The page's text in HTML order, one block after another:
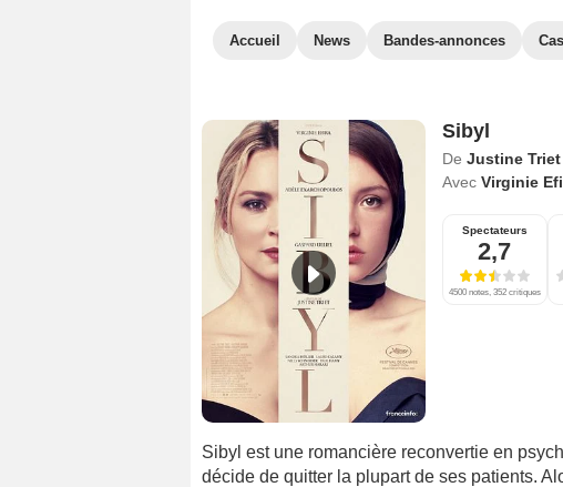
Accueil News Bandes-annonces
Sibyl
De Justine Triet
Avec Virginie
Spectateurs
2,7
4500 notes, 352 critiques
Sibyl est une romancière reconvertie en
décide de quitter la plupart de ses patients.